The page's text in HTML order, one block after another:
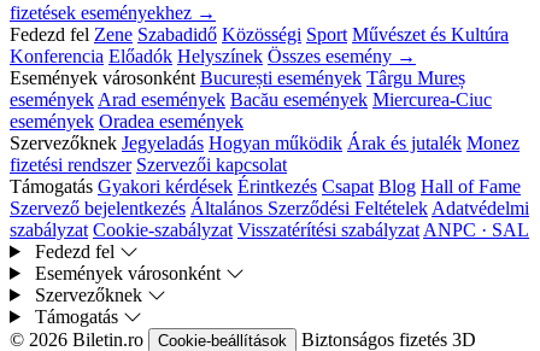
fizetések eseményekhez →
Fedezd fel Zene Szabadidő Közösségi Sport Művészet és Kultúra
Konferencia Előadók Helyszínek Összes esemény →
Események városonként București események Târgu Mureș
események Arad események Bacău események Miercurea-Ciuc
események Oradea események
Szervezőknek Jegyeladás Hogyan működik Árak és jutalék Monez
fizetési rendszer Szervezői kapcsolat
Támogatás Gyakori kérdések Érintkezés Csapat Blog Hall of Fame
Szervező bejelentkezés Általános Szerződési Feltételek Adatvédelmi
szabályzat Cookie-szabályzat Visszatérítési szabályzat ANPC · SAL
Fedezd fel
Események városonként
Szervezőknek
Támogatás
© 2026 Biletin.ro
Cookie-beállítások Biztonságos fizetés 3D